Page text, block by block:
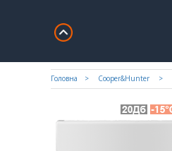
Головна Cooper&Hunter